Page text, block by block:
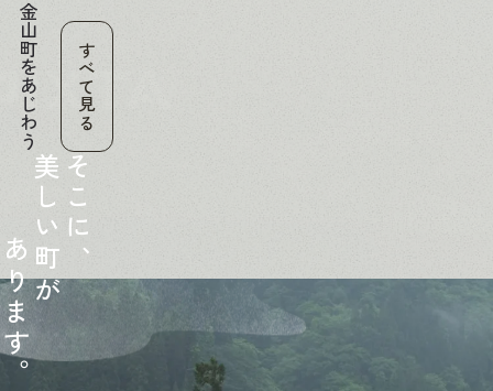
すべて見る
金山町をあじわう
そ
こ
に
、
美
し
い
町
が